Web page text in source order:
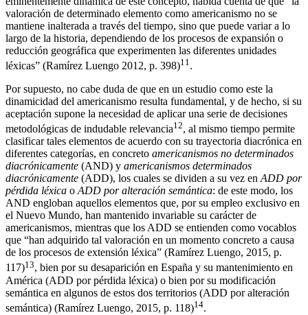
valoración de determinado elemento como americanismo no se
mantiene inalterada a través del tiempo, sino que puede variar a lo
largo de la historia, dependiendo de los procesos de expansión o
reducción geográfica que experimenten las diferentes unidades
léxicas” (Ramírez Luengo 2012, p. 398)11 .
Por supuesto, no cabe duda de que en un estudio como este la
dinamicidad del americanismo resulta fundamental, y de hecho, si su
aceptación supone la necesidad de aplicar una serie de decisiones
metodológicas de indudable relevancia12, al mismo tiempo permite
clasificar tales elementos de acuerdo con su trayectoria diacrónica en
diferentes categorías, en concreto americanismos no determinados
diacrónicamente (AND) y americanismos determinados
diacrónicamente (ADD), los cuales se dividen a su vez enADD por
pérdida léxica oADD por alteración semántica: de este modo, los
AND engloban aquellos elementos que, por su empleo exclusivo en
el Nuevo Mundo, han mantenido invariable su carácter de
americanismos, mientras que los ADD se entienden como vocablos
que “han adquirido tal valoración en un momento concreto a causa
de los procesos de extensión léxica” (Ramírez Luengo, 2015, p.
117)13, bien por su desaparición en España y su mantenimiento en
América (ADD por pérdida léxica) o bien por su modificación
semántica en algunos de estos dos territorios (ADD por alteración
semántica) (Ramírez Luengo, 2015, p. 118)14.